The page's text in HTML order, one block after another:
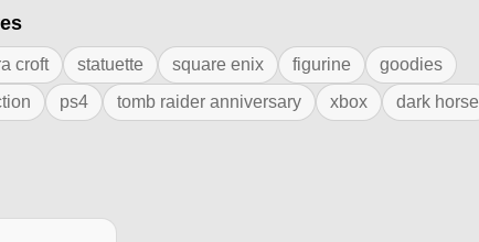
Games Week"
croft statuette square enix figurine
goodies
ps4 tomb raider anniversary xbox
dark horse